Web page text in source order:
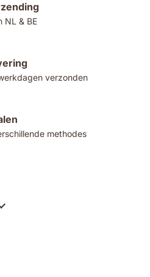
NL & BE
verzonden
methodes